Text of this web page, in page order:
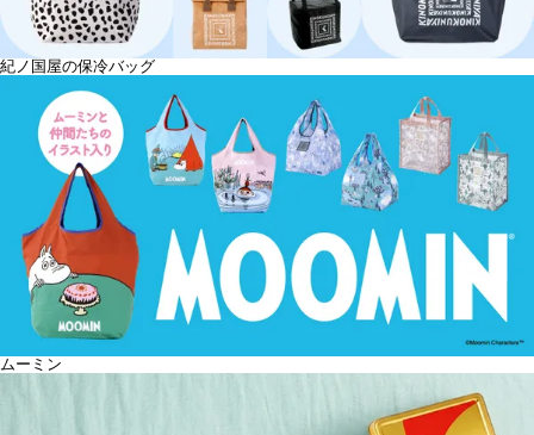
紀ノ国屋の保冷バッグ
ムーミン